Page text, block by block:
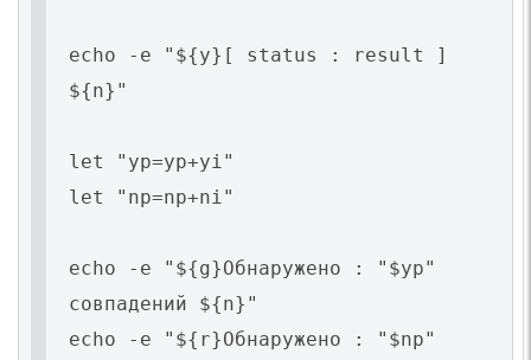
echo -e "${y}[ status : result ]
${n}"
let "yp=yp+yi"
let "np=np+ni"
echo -e "${g}Обнаружено : "$yp"
совпадений ${n}"
echo -e "${r}Обнаружено : "$np"